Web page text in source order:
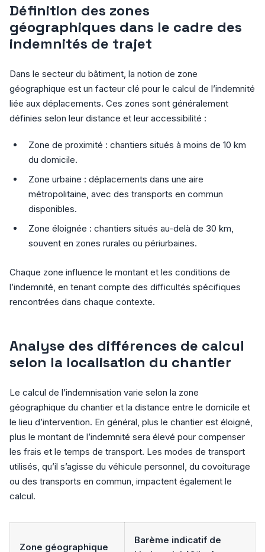
Définition des zones
géographiques dans le cadre des
indemnités de trajet
Dans le secteur du bâtiment, la notion de zone
géographique est un facteur clé pour le calcul de l’indemnité
liée aux déplacements. Ces zones sont généralement
définies selon leur distance et leur accessibilité :
Zone de proximité : chantiers situés à moins de 10 km
du domicile.
Zone urbaine : déplacements dans une aire
métropolitaine, avec des transports en commun
disponibles.
Zone éloignée : chantiers situés au-delà de 30 km,
souvent en zones rurales ou périurbaines.
Chaque zone influence le montant et les conditions de
l’indemnité, en tenant compte des difficultés spécifiques
rencontrées dans chaque contexte.
Analyse des différences de calcul
selon la localisation du chantier
Le calcul de l’indemnisation varie selon la zone
géographique du chantier et la distance entre le domicile et
le lieu d’intervention. En général, plus le chantier est éloigné,
plus le montant de l’indemnité sera élevé pour compenser
les frais et le temps de transport. Les modes de transport
utilisés, qu’il s’agisse du véhicule personnel, du covoiturage
ou des transports en commun, impactent également le
calcul.
Zone géographique
Barème indicatif de